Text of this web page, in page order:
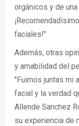
orgánicos y de
faciales!"
Además, otras
y amabilidad del
"Fuimos juntas mi
facial y la verdad
Allende Sanchez
su experiencia de